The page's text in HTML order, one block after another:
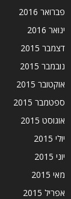
פברואר 2016
ינואר 2016
דצמבר 2015
נובמבר 2015
אוקטובר 2015
ספטמבר 2015
אוגוסט 2015
יולי 2015
יוני 2015
מאי 2015
אפריל 2015